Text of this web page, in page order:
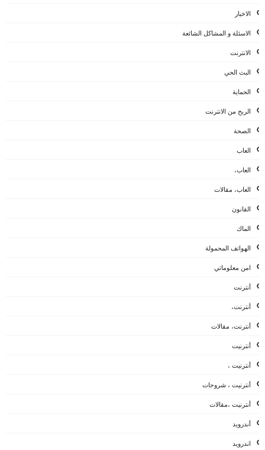
الاخبار
الاسئلة و المشاكل الشائعة
الانترنت
البث الحي
الحماية
الربح من الانترنت
الصحة
العاب
العاب،
العاب، مقالات
القانون
الماك
الهواتف المحمولة
امن معلوماتي
أنترنت
أنترنت،
أنترنت، مقالات
أنترنيت
أنترنيت ،
أنترنيت ، شروحات
أنترنيت ،مقالات
أندرويد
اندرويد